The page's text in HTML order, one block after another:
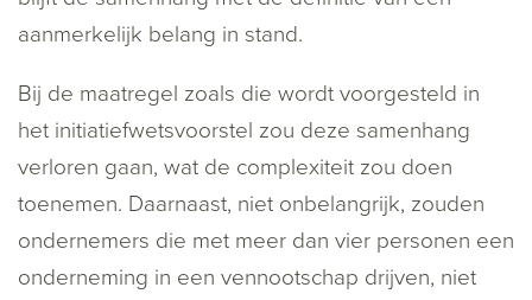
aanmerkelijk belang in stand.
Bij de maatregel zoals die wordt voorgesteld in
het initiatiefwetsvoorstel zou deze samenhang
verloren gaan, wat de complexiteit zou doen
toenemen. Daarnaast, niet onbelangrijk, zouden
ondernemers die met meer dan vier personen een
onderneming in een vennootschap drijven, niet